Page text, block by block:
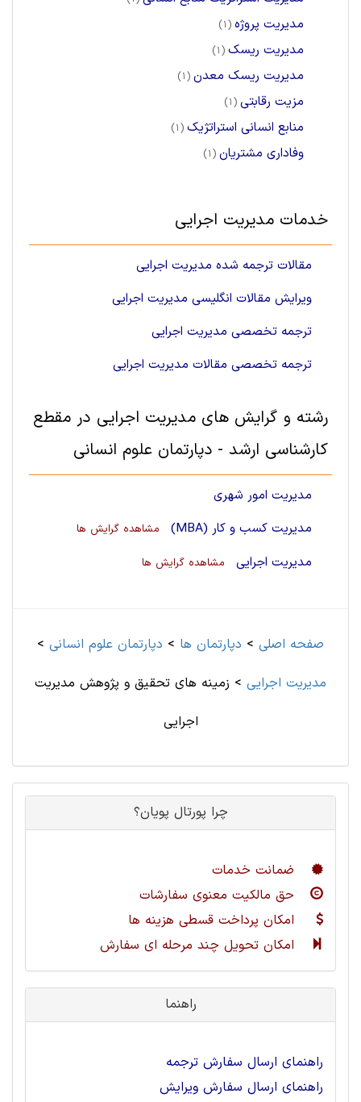
مدیریت پروژه (1)
مدیریت ریسک (1)
مدیریت ریسک معدن (1)
مزیت رقابتی (1)
منابع انسانی استراتژیک (1)
وفاداری مشتریان (1)
خدمات مدیریت اجرایی
مقالات ترجمه شده مدیریت اجرایی
ویرایش مقالات انگلیسی مدیریت اجرایی
ترجمه تخصصی مدیریت اجرایی
ترجمه تخصصی مقالات مدیریت اجرایی
رشته و گرایش های مدیریت اجرایی در مقطع
کارشناسی ارشد - دپارتمان علوم انسانی
مدیریت امور شهری
مدیریت کسب و کار (MBA)
مشاهده گرایش ها
مدیریت اجرایی مشاهده گرایش ها
صفحه اصلی > دپارتمان ها > دپارتمان علوم انسانی >
مدیریت اجرایی > زمینه های تحقیق و پژوهش مدیریت
اجرایی
چرا پورتال پویان؟
ضمانت خدمات
حق مالکیت معنوی سفارشات
امکان پرداخت قسطی هزینه ها
امکان تحویل چند مرحله ای سفارش
راهنما
راهنمای ارسال سفارش ترجمه
راهنمای ارسال سفارش ویرایش